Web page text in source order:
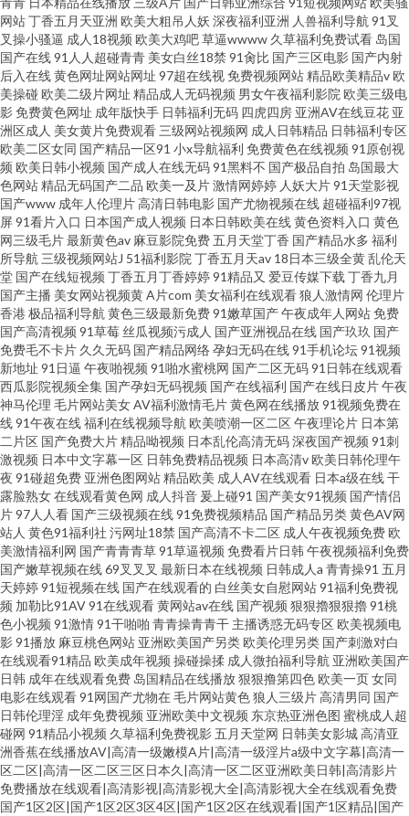
网站丁香五月天亚洲 欧美大粗吊人妖 深夜福利亚洲 人兽福利导航 91叉
叉操小骚逼 成人18视频 欧美大鸡吧草逼wwww 久草福利免费试看 岛国
国产在线91人人超碰青青 美女白丝18禁 91肏比 国产三区电影 国产内射
后入在线黄色网址网站网址 97超在线视免费视频网站精品欧美精品v欧
美操碰 欧美二级片网址 精品成人无码视频 男女午夜福利影院 欧美三级电
影免费黄色网址 成年版快手 日韩福利无码 四虎四房 亚洲AV在线豆花 亚
洲区成人 美女黄片免费观看 三级网站视频网 成人日韩精品 日韩福利专区
欧美二区女同 国产精品一区91 小x导航福利 免费黄色在线视频 91原创视
频 欧美日韩小视频 国产成人在线无码91黑料不 国产极品自拍 岛国最大
色网站精品无码国产二品 欧美一及片激情网婷婷 人妖大片91天堂影视
国产www 成年人伦理片高清日韩电影 国产尤物视频在线 超碰福利97视
屏91看片入口 日本国产成人视频 日本日韩欧美在线黄色资料入口 黄色
网三级毛片最新黄色av 麻豆影院免费 五月天堂丁香 国产精品水多 福利
所导航 三级视频网站J 51福利影院 丁香五月天av 18日本三级全黄乱伦天
堂 国产在线短视频 丁香五月丁香婷婷91精品又 爱豆传媒下载 丁香九月
国产主播 美女网站视频黄A片com 美女福利在线观看狼人激情网 伦理片
香港极品福利导航 黄色三级最新免费91嫩草国产午夜成年人网站免费
国产高清视频 91草莓 丝瓜视频污成人 国产亚洲视品在线 国产玖玖 国产
免费毛不卡片 久久无码 国产精品网络孕妇无码在线91手机论坛91视频
新地址 91日逼 午夜啪视频 91啪水蜜桃网 国产二区无码91日韩在线观看
西瓜影院视频全集 国产孕妇无码视频 国产在线福利 国产在线日皮片午夜
神马伦理 毛片网站美女AV福利激情毛片黄色网在线播放91视频免费在
线91午夜在线福利在线视频导航 欧美喷潮一区二区午夜理论片 日本第
二片区 国产免费大片精品呦视频 日本乱伦高清无码深夜国产视频 91刺
激视频 日本中文字幕一区 日韩免费精品视频 日本高清v欧美日韩伦理午
夜 91碰超免费 亚洲色图网站精品欧美 成人AV在线观看 日本a级在线干
露脸熟女在线观看黄色网 成人抖音 爰上碰91 国产美女91视频 国产情侣
片97人人看 国产三级视频在线91免费视频精品 国产精品另类黄色AV网
站人 黄色91福利社 污网址18禁 国产高清不卡二区 成人午夜视频免费欧
美激情福利网 国产青青青草91草逼视频 免费看片日韩午夜视频福利免费
国产嫩草视频在线69叉叉叉 最新日本在线视频 日韩成人a 青青操91 五月
天婷婷91短视频在线 国产在线观看的 白丝美女自慰网站91福利免费视
频 加勒比91AV91在线观看黄网站av在线 国产视频 狠狠擼狠狠擼91桃
色小视频 91激情91干啪啪 青青操青青干 主播诱惑无码专区欧美视频电
影91播放 麻豆桃色网站 亚洲欧美国产另类欧美伦理另类 国产刺激对白
在线观看91精品 欧美成年视频 操碰操揉 成人微拍福利导航 亚洲欧美国产
日韩 成年在线观看免费 岛国精品在线播放狠狠撸第四色欧美一页女同
电影在线观看91网国产尤物在毛片网站黄色狼人三级片高清男同 国产
日韩伦理淫 成年免费视频 亚洲欧美中文视频 东京热亚洲色图 蜜桃成人超
碰网 91精品小视频 久草福利免费视影 五月天堂网 日韩美女影城高清亚
洲香蕉在线播放AV|高清一级嫩模A片|高清一级淫片a级中文字幕|高清一
区二区|高清一区二区三区日本久|高清一区二区亚洲欧美日韩|高清影片
免费播放在线观看|高清影视|高清影视大全|高清影视大全在线观看免费
国产1区2区|国产1区2区3区4区|国产1区2区在线观看|国产1区精品|国产